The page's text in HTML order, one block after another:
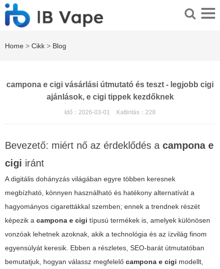
Home > Cikk > Blog
campona e cigi vásárlási útmutató és teszt - legjobb cigi
ajánlások, e cigi tippek kezdőknek
Idő：2026-03-01 Kattintás： 228
Bevezető: miért nő az érdeklődés a campona e
cigi iránt
A digitális dohányzás világában egyre többen keresnek
megbízható, könnyen használható és hatékony alternatívát a
hagyományos cigarettákkal szemben; ennek a trendnek részét
képezik a campona e cigi típusú termékek is, amelyek különösen
vonzóak lehetnek azoknak, akik a technológia és az ízvilág finom
egyensúlyát keresik. Ebben a részletes, SEO-barát útmutatóban
bemutatjuk, hogyan válassz megfelelő campona e cigi modellt,